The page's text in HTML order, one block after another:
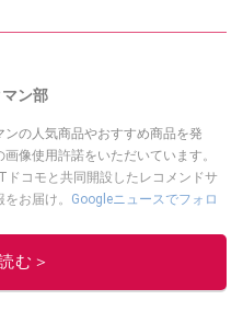
ン部
の人気商品やおすすめ商品を発
画像使用許諾をいただいています。
コモと共同開設したレコメンドサ
お届け。 Googleニュースでフォロ
チオシストの他の記事を読む
む＞